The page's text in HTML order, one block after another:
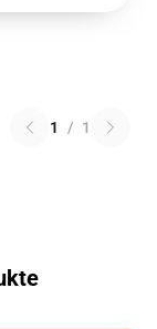
1 / 1